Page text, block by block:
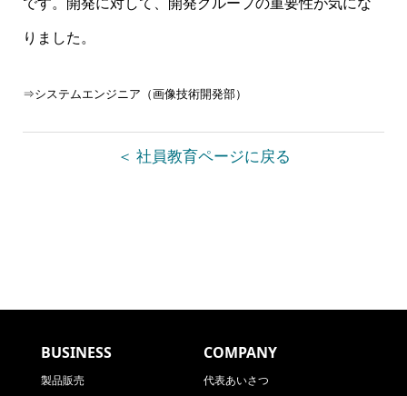
りました。
⇒システムエンジニア（画像技術開発部）
＜ 社員教育ページに戻る
BUSINESS
製品販売
COMPANY
代表あいさつ